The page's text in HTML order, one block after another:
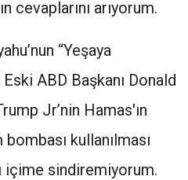
cevaplarını arıyorum.
“Yeşaya
ABD Başkanı Donald
Jr’nin Hamas'ın
kullanılması
içime sindiremiyorum.